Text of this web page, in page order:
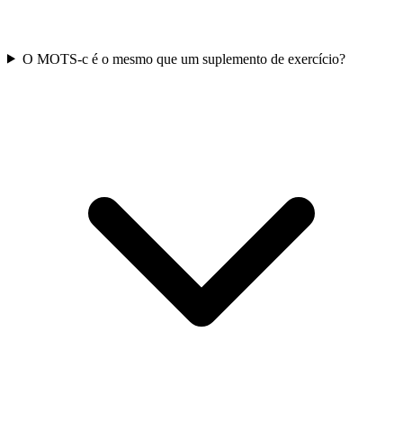
O MOTS-c é o mesmo que um suplemento de exercício?